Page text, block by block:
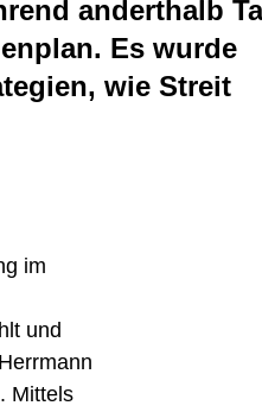
anderthalb
Es wurde
wie Streit
im
und
Mittels